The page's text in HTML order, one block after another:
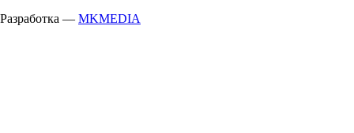
Разработка — MKMEDIA